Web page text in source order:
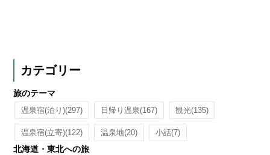
カテゴリー
旅のテーマ
温泉宿(泊り)(297) 日帰り温泉(167) 観光(135)
温泉宿(立寄)(122) 温泉地(20) 小話(7)
北海道・東北への旅